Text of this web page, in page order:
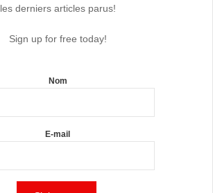
les derniers articles parus!
Sign up for free today!
Nom
E-mail